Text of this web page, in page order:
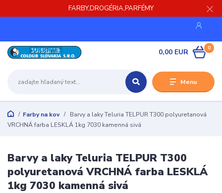
FARBY,DROGÉRIA,PARFÉMY
Menu
0
0,00 EUR
Farby na kov
Barvy a laky Teluria TELPUR T300 polyuretanová
VRCHNÁ farba LESKLÁ 1kg 7030 kamenná sivá
Barvy a laky Teluria TELPUR T300
polyuretanová VRCHNÁ farba LESKLÁ
1kg 7030 kamenná sivá